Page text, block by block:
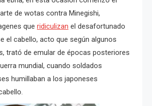
de wotas contra Minegishi,
que ridiculizan el desafortunado
el cabello, acto que según algunos
trató de emular de épocas posteriores
mundial, cuando soldados
humillaban a los japoneses